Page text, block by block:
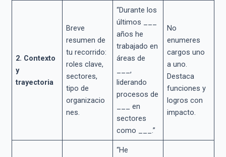
2. Contexto
y
trayectoria
Breve
resumen de
tu recorrido:
roles clave,
sectores,
tipo de
organizacio
nes.
“Durante los
últimos ___
años he
trabajado en
áreas de
___,
liderando
procesos de
___ en
sectores
como ___.”
No
enumeres
cargos uno
a uno.
Destaca
funciones y
logros con
impacto.
“He